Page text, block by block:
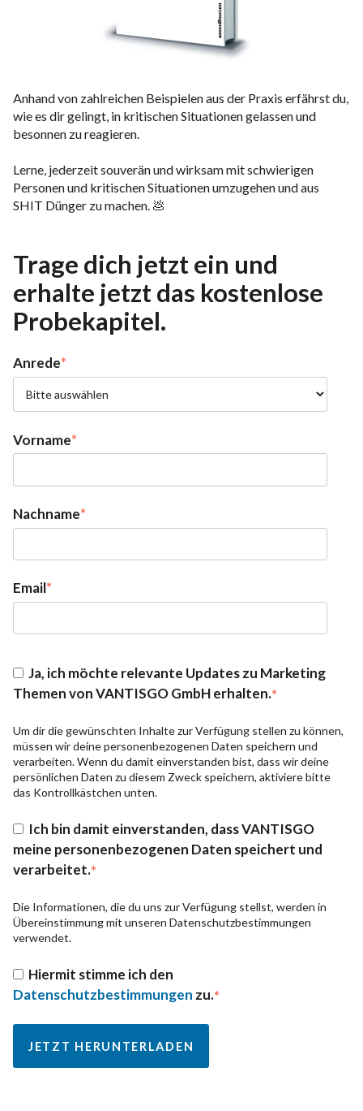
Anhand von zahlreichen Beispielen aus der Praxis erfährst du,
wie es dir gelingt, in kritischen Situationen gelassen und
besonnen zu reagieren.
Lerne, jederzeit souverän und wirksam mit schwierigen
Personen und kritischen Situationen umzugehen und aus
SHIT Dünger zu machen. 💩
Trage dich jetzt ein und
erhalte jetzt das kostenlose
Probekapitel.
Anrede*
Vorname*
Nachname*
Email*
Ja, ich möchte relevante Updates zu Marketing
Themen von VANTISGO GmbH erhalten.*
Um dir die gewünschten Inhalte zur Verfügung stellen zu können,
müssen wir deine personenbezogenen Daten speichern und
verarbeiten. Wenn du damit einverstanden bist, dass wir deine
persönlichen Daten zu diesem Zweck speichern, aktiviere bitte
das Kontrollkästchen unten.
Ich bin damit einverstanden, dass VANTISGO
meine personenbezogenen Daten speichert und
verarbeitet.*
Die Informationen, die du uns zur Verfügung stellst, werden in
Übereinstimmung mit unseren Datenschutzbestimmungen
verwendet.
Hiermit stimme ich den
Datenschutzbestimmungenzu.*